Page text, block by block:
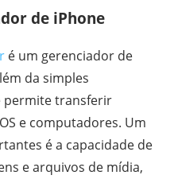
de iPhone
é um gerenciador de
da simples
permite transferir
e computadores. Um
é a capacidade de
e arquivos de mídia,